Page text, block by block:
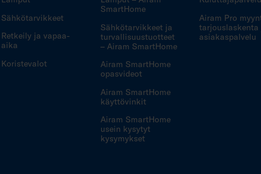
Sähkötarvikkeet
Retkeily ja vapaa-
aika
Koristevalot
SmartHome
Sähkötarvikkeet ja
turvallisuustuotteet
– Airam SmartHome
Airam SmartHome
opasvideot
Airam SmartHome
käyttövinkit
Airam SmartHome
usein kysytyt
kysymykset
Airam Pro
tarjouslaskenta
asiakaspalvelu